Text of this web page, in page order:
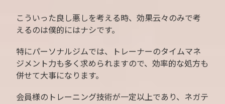
こういった良し悪しを考える時、効果云々のみで考
えるのは僕的にはナシです。
特にパーソナルジムでは、トレーナーのタイムマネ
ジメント力も多く求められますので、効率的な処方も
併せて大事になります。
会員様のトレーニング技術が一定以上であり、ネガテ